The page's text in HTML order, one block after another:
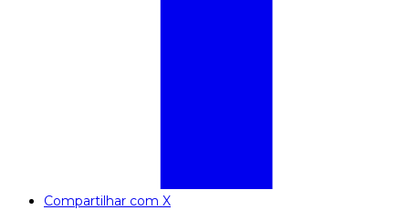
Compartilhar com X